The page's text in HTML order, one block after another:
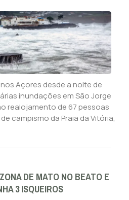
Açores desde a noite de
inundações em São Jorge
realojamento de 67 pessoas
campismo da Praia da Vitória,
DE MATO NO BEATO E
3 ISQUEIROS